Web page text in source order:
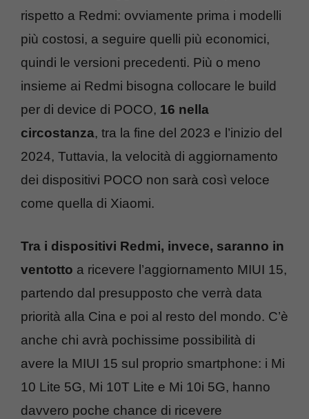
rispetto a Redmi: ovviamente prima i modelli
più costosi, a seguire quelli più economici,
quindi le versioni precedenti. Più o meno
insieme ai Redmi bisogna collocare le build
per di device di POCO, 16 nella
circostanza, tra la fine del 2023 e l’inizio del
2024, Tuttavia, la velocità di aggiornamento
dei dispositivi POCO non sarà così veloce
come quella di Xiaomi.
Tra i dispositivi Redmi, invece, saranno in
ventotto a ricevere l’aggiornamento MIUI 15,
partendo dal presupposto che verrà data
priorità alla Cina e poi al resto del mondo. C’è
anche chi avrà pochissime possibilità di
avere la MIUI 15 sul proprio smartphone: i Mi
10 Lite 5G, Mi 10T Lite e Mi 10i 5G, hanno
davvero poche chance di ricevere